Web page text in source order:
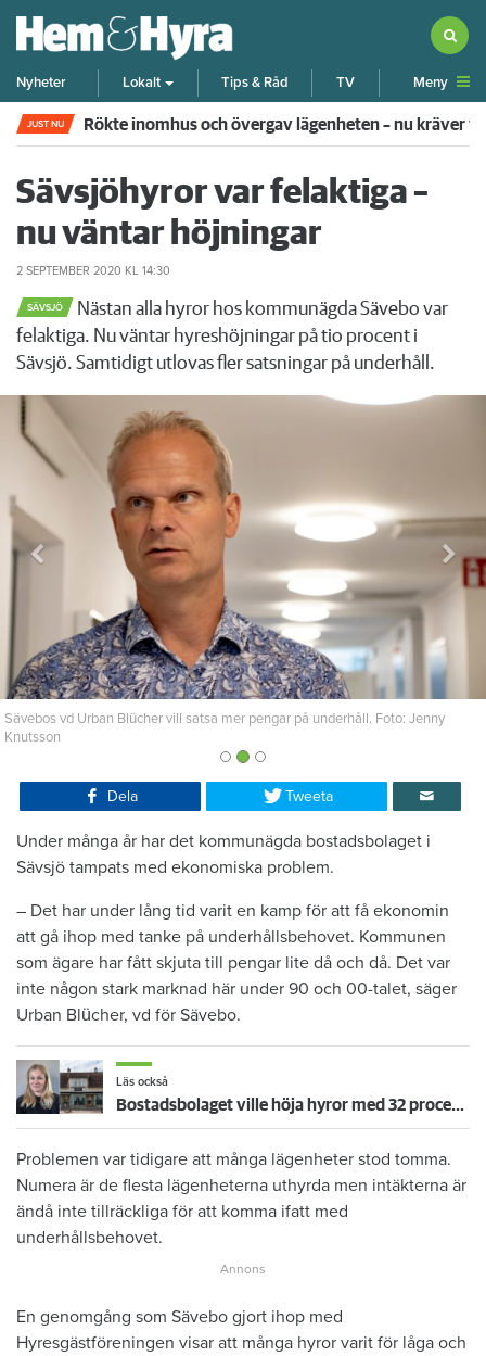
Nyheter Lokalt Tips & Råd TV Meny
JUST NU Rökte inomhus och övergav lägenheten – nu kräver
Sävsjöhyror var felaktiga –
nu väntar höjningar
2 SEPTEMBER 2020 KL 14:30
SÄVSJÖ
Nästan alla hyror hos kommunägda Sävebo var
felaktiga. Nu väntar hyreshöjningar på tio procent i
Sävsjö. Samtidigt utlovas fler satsningar på underhåll.
Sävebos vd Urban Blücher vill satsa mer pengar på underhåll. Foto: Jenny
Knutsson
Föregående
Dela Tweeta
Under många år har det kommunägda bostadsbolaget i
Sävsjö tampats med ekonomiska problem.
– Det har under lång tid varit en kamp för att få ekonomin
att gå ihop med tanke på underhållsbehovet. Kommunen
som ägare har fått skjuta till pengar lite då och då. Det var
inte någon stark marknad här under 90 och 00-talet, säger
Urban Blücher, vd för Sävebo.
Läs också
Bostadsbolaget ville höja hyror med 32 procent – nu dras bruksvärderingen tillbaka
Problemen var tidigare att många lägenheter stod tomma.
Numera är de flesta lägenheterna uthyrda men intäkterna är
ändå inte tillräckliga för att komma ifatt med
underhållsbehovet.
En genomgång som Sävebo gjort ihop med
Hyresgästföreningen visar att många hyror varit för låga och